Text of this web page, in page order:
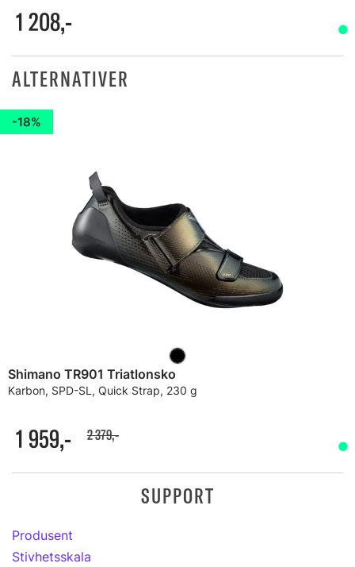
1 208,-
ALTERNATIVER
18%
Shimano TR901 Triatlonsko
Karbon, SPD-SL, Quick Strap, 230 g
1 959,- 2 379,-
SUPPORT
Produsent
Stivhetsskala